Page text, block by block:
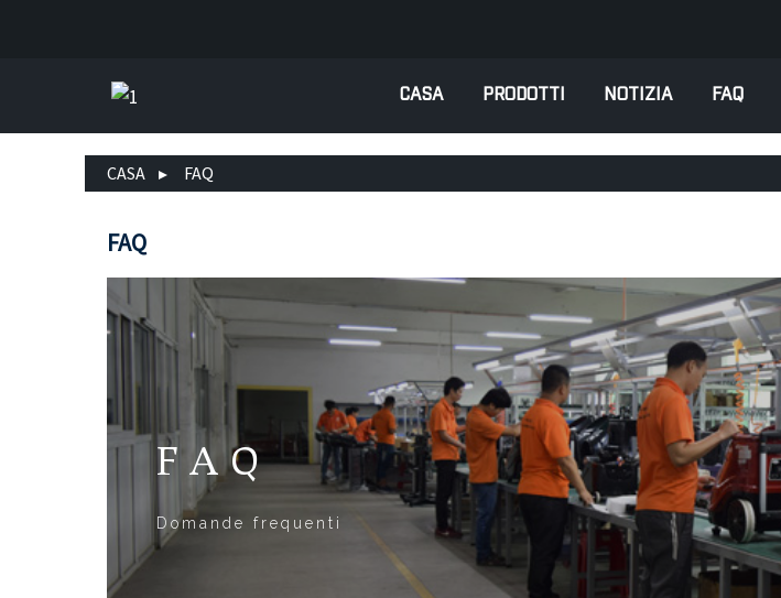
CASA PRODOTTI NOTIZIA FAQ
CASA FAQ
FAQ
FAQ
Domande frequenti